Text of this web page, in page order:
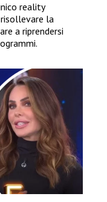
reality
la
a riprendersi